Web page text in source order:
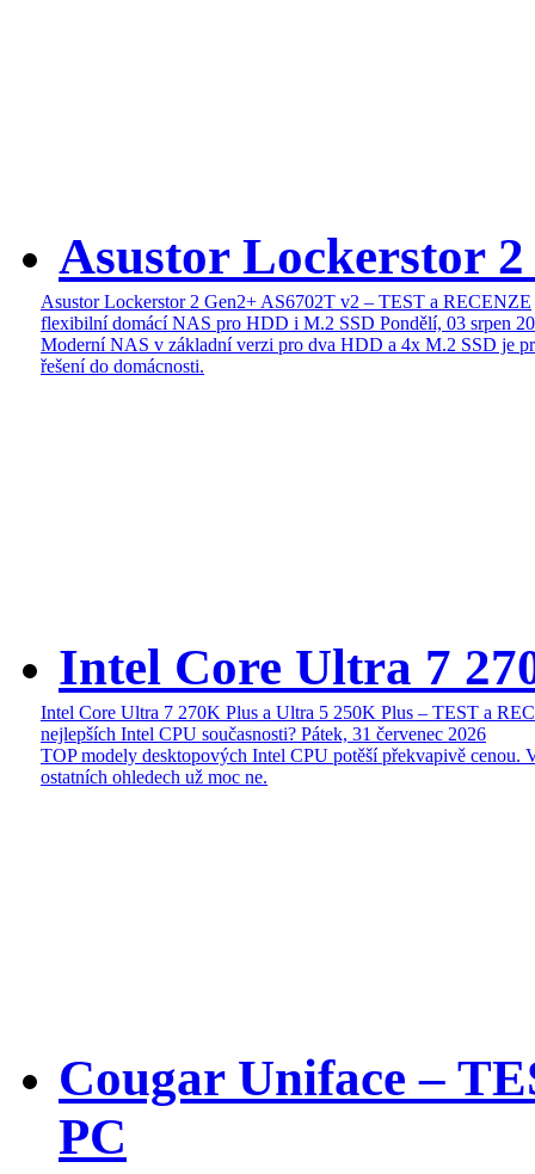
Asustor Lockerstor
Asustor Lockerstor 2 Gen2+ AS6702T v2 – TEST a RECENZE
flexibilní domácí NAS pro HDD i M.2 SSD Pondělí, 03 srpen
Moderní NAS v základní verzi pro dva HDD a 4x M.2 SSD je
řešení do domácnosti.
Intel Core Ultra 7
Intel Core Ultra 7 270K Plus a Ultra 5 250K Plus – TEST a
nejlepších Intel CPU současnosti? Pátek, 31 červenec 2026
TOP modely desktopových Intel CPU potěší překvapivě cenou.
ostatních ohledech už moc ne.
Cougar Uniface –
PC